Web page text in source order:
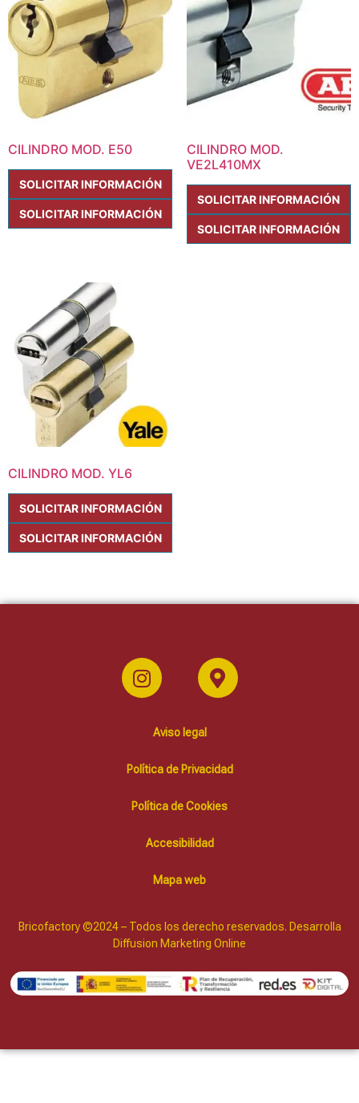
CILINDRO MOD. E50
SOLICITAR INFORMACIÓN
SOLICITAR INFORMACIÓN
CILINDRO MOD.
VE2L410MX
SOLICITAR INFORMACIÓN
SOLICITAR INFORMACIÓN
CILINDRO MOD. YL6
SOLICITAR INFORMACIÓN
SOLICITAR INFORMACIÓN
Aviso legal
Política de Privacidad
Política de Cookies
Accesibilidad
Mapa web
Bricofactory ©2024 – Todos los derecho reservados. Desarrolla
Diffusion Marketing Online